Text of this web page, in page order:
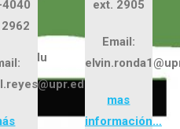
ext. 2905
Email:
mas
información…